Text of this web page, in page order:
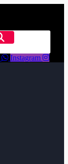
Instagram